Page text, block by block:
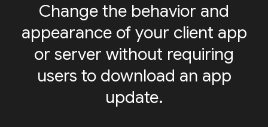
Change the behavior and
appearance of your client app
or server without requiring
users to download an app
update.